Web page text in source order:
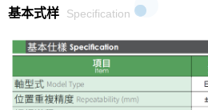
基本式样 Specification